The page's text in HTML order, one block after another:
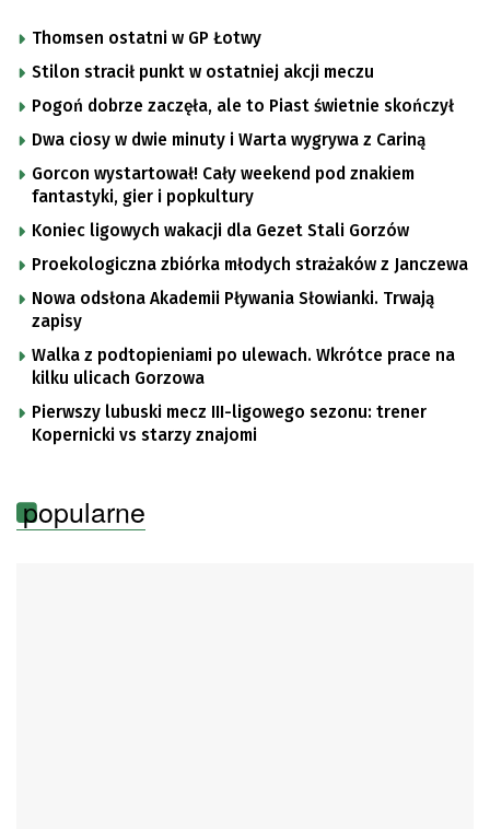
Thomsen ostatni w GP Łotwy
Stilon stracił punkt w ostatniej akcji meczu
Pogoń dobrze zaczęła, ale to Piast świetnie skończył
Dwa ciosy w dwie minuty i Warta wygrywa z Cariną
Gorcon wystartował! Cały weekend pod znakiem
fantastyki, gier i popkultury
Koniec ligowych wakacji dla Gezet Stali Gorzów
Proekologiczna zbiórka młodych strażaków z Janczewa
Nowa odsłona Akademii Pływania Słowianki. Trwają
zapisy
Walka z podtopieniami po ulewach. Wkrótce prace na
kilku ulicach Gorzowa
Pierwszy lubuski mecz III-ligowego sezonu: trener
Kopernicki vs starzy znajomi
popularne